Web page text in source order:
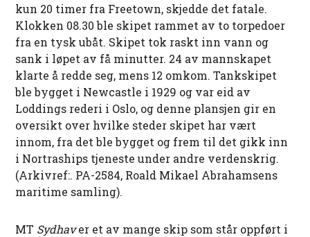
kun 20 timer fra Freetown, skjedde det fatale.
Klokken 08.30 ble skipet rammet av to torpedoer
fra en tysk ubåt. Skipet tok raskt inn vann og
sank i løpet av få minutter. 24 av mannskapet
klarte å redde seg, mens 12 omkom. Tankskipet
ble bygget i Newcastle i 1929 og var eid av
Loddings rederi i Oslo, og denne plansjen gir en
oversikt over hvilke steder skipet har vært
innom, fra det ble bygget og frem til det gikk inn
i Nortraships tjeneste under andre verdenskrig.
(Arkivref:. PA-2584, Roald Mikael Abrahamsens
maritime samling).
MT Sydhaver et av mange skip som står oppført i